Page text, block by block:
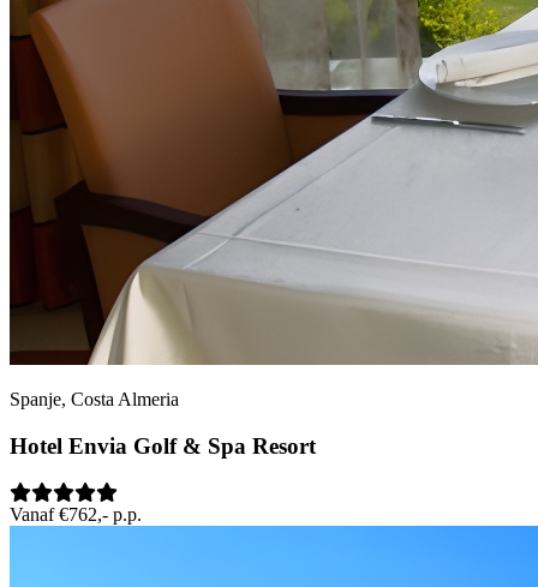
Spanje, Costa Almeria
Hotel Envia Golf & Spa Resort
Vanaf €762,- p.p.